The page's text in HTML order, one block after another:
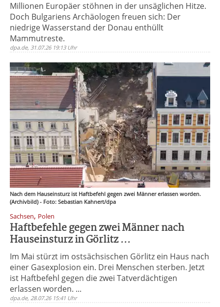
Millionen Europäer stöhnen in der unsäglichen Hitze.
Doch Bulgariens Archäologen freuen sich: Der
niedrige Wasserstand der Donau enthüllt
Mammutreste.
dpa.de, 31.07.26 19:13 Uhr
Nach dem Hauseinsturz ist Haftbefehl gegen zwei Männer erlassen worden.
(Archivbild) - Foto: Sebastian Kahnert/dpa
Sachsen, Polen
Haftbefehle gegen zwei Männer nach
Hauseinsturz in Görlitz ...
Im Mai stürzt im ostsächsischen Görlitz ein Haus nach
einer Gasexplosion ein. Drei Menschen sterben. Jetzt
ist Haftbefehl gegen die zwei Tatverdächtigen
erlassen worden. ...
dpa.de, 28.07.26 15:41 Uhr